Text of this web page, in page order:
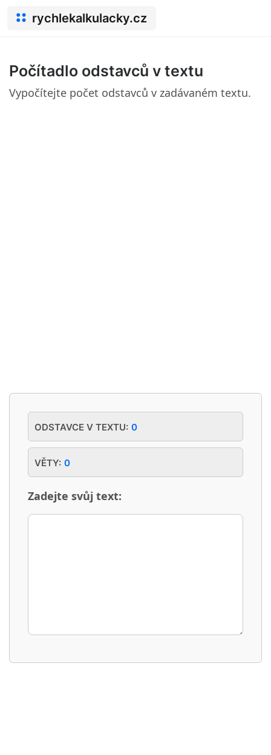
rychlekalkulacky.cz
Počítadlo odstavců v textu
Vypočítejte počet odstavců v zadávaném textu.
ODSTAVCE V TEXTU: 0
VĚTY: 0
Zadejte svůj text: